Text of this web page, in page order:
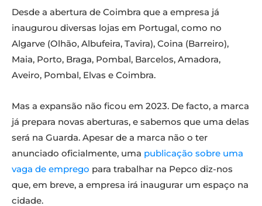
Desde a abertura de Coimbra que a empresa já
inaugurou diversas lojas em Portugal, como no
Algarve (Olhão, Albufeira, Tavira), Coina (Barreiro),
Maia, Porto, Braga, Pombal, Barcelos, Amadora,
Aveiro, Pombal, Elvas e Coimbra.
Mas a expansão não ficou em 2023. De facto, a marca
já prepara novas aberturas, e sabemos que uma delas
será na Guarda. Apesar de a marca não o ter
anunciado oficialmente, uma publicação sobre uma
vaga de emprego para trabalhar na Pepco diz-nos
que, em breve, a empresa irá inaugurar um espaço na
cidade.